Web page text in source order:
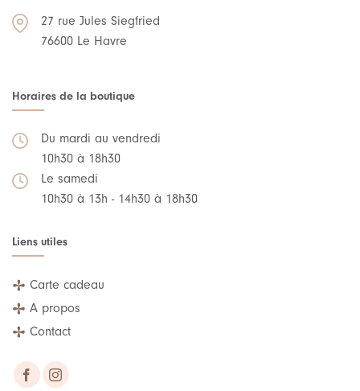
27 rue Jules Siegfried
76600 Le Havre
Horaires de la boutique
Du mardi au vendredi
10h30 à 18h30
Le samedi
10h30 à 13h - 14h30 à 18h30
Liens utiles
Carte cadeau
A propos
Contact